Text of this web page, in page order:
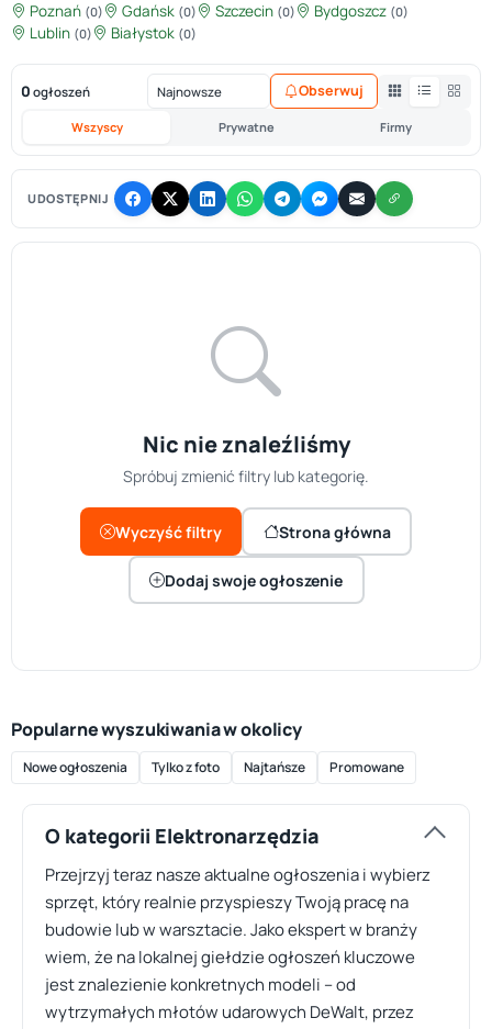
Poznań (0) Gdańsk (0) Szczecin (0) Bydgoszcz (0)
Lublin (0) Białystok (0)
0 ogłoszeń
Wszyscy Prywatne Firmy
Obserwuj
UDOSTĘPNIJ
Nic nie znaleźliśmy
Spróbuj zmienić filtry lub kategorię.
Wyczyść filtry Strona główna
Dodaj swoje ogłoszenie
Popularne wyszukiwania w okolicy
Nowe ogłoszenia Tylko z foto Najtańsze Promowane
O kategorii Elektronarzędzia
Przejrzyj teraz nasze aktualne ogłoszenia i wybierz
sprzęt, który realnie przyspieszy Twoją pracę na
budowie lub w warsztacie. Jako ekspert w branży
wiem, że na lokalnej giełdzie ogłoszeń kluczowe
jest znalezienie konkretnych modeli – od
wytrzymałych młotów udarowych DeWalt, przez